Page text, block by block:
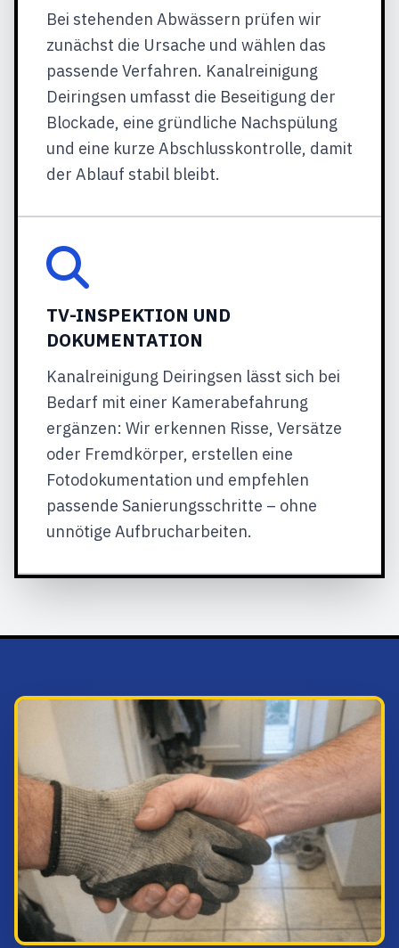
Bei stehenden Abwässern prüfen wir
zunächst die Ursache und wählen das
passende Verfahren. Kanalreinigung
Deiringsen umfasst die Beseitigung der
Blockade, eine gründliche Nachspülung
und eine kurze Abschlusskontrolle, damit
der Ablauf stabil bleibt.
TV-INSPEKTION UND
DOKUMENTATION
Kanalreinigung Deiringsen lässt sich bei
Bedarf mit einer Kamerabefahrung
ergänzen: Wir erkennen Risse, Versätze
oder Fremdkörper, erstellen eine
Fotodokumentation und empfehlen
passende Sanierungsschritte – ohne
unnötige Aufbrucharbeiten.